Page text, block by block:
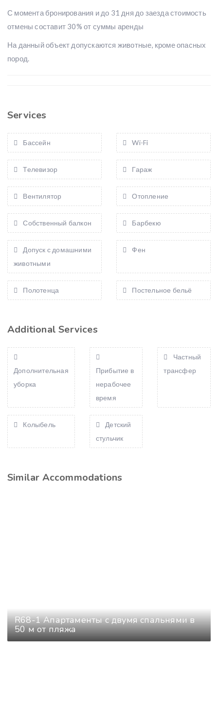
С момента бронирования и до 31 дня до заезда стоимость
отмены составит 30% от суммы аренды
На данный объект допускаются животные, кроме опасных
пород.
Services
Бассейн Wi-Fi
Телевизор Гараж
Вентилятор Отопление
Собственный балкон Барбекю
Допуск с домашними
животными
Фен
Полотенца Постельное бельё
Additional Services
Дополнительная
уборка
Прибытие в
нерабочее
время
Частный
трансфер
Колыбель
Детский
стульчик
Similar Accommodations
R68-1 Апартаменты с двумя спальнями в
50 м от пляжа